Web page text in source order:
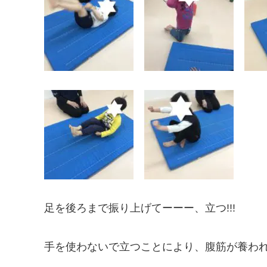
足を後ろまで振り上げてーーー、立つ!!!
手を使わないで立つことにより、腹筋が養わ